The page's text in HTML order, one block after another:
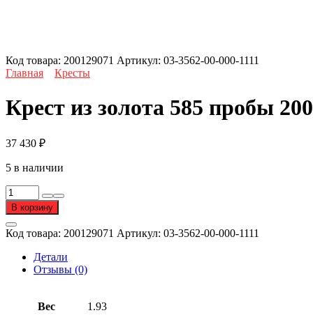
Код товара: 200129071 Артикул: 03-3562-00-000-1111
Главная
Кресты
Крест из золота 585 пробы
37 430 ₽
5 в наличии
Количество
товара
Крест
из
золота
пробы
В корзину
Код товара: 200129071 Артикул: 03-3562-00-000-1111
Детали
Отзывы (0)
Вес 1.93